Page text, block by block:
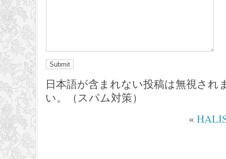
日本語が含まれない投稿は無視され
い。（スパム対策）
«